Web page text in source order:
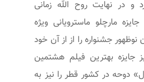
و در نهایت روح الله زمانی
مارچلو ماسترویانی ویژه
نوظهور جشنواره را از از آن خود
جایزه بهترین فیلم هشتمین
دوحه در کشور قطر را نیز به